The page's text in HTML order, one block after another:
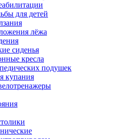
для детей
лёжа
сиденья
кресла
подушек
купания